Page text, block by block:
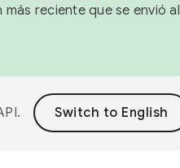
reciente que se envió al
.